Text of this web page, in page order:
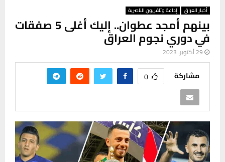
أخبار العراق إذاعة وتلفزيون الناصرية
بينهم أمجد عطوان.. إليك أغلى 5 صفقات
في دوري نجوم العراق
29 أكتوبر، 2023
مشاركة 0